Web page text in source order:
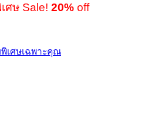
ศษ Sale! 20% off
เศษเฉพาะคุณ